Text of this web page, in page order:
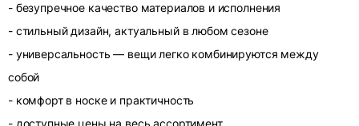
- безупречное качество материалов и исполнения
- стильный дизайн, актуальный в любом сезоне
- универсальность — вещи легко комбинируются между
собой
- комфорт в носке и практичность
- доступные цены на весь ассортимент